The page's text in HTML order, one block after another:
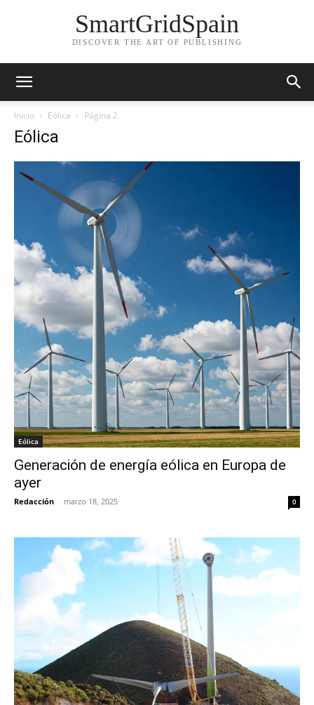
SmartGridSpain
DISCOVER THE ART OF PUBLISHING
Inicio Eólica Página 2
Eólica
Eólica
Generación de energía eólica en Europa de
ayer
Redacción - marzo 18, 2025 0